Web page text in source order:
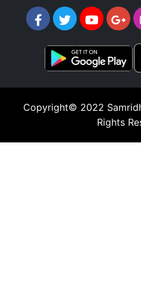
Copyright© 2022
Rights